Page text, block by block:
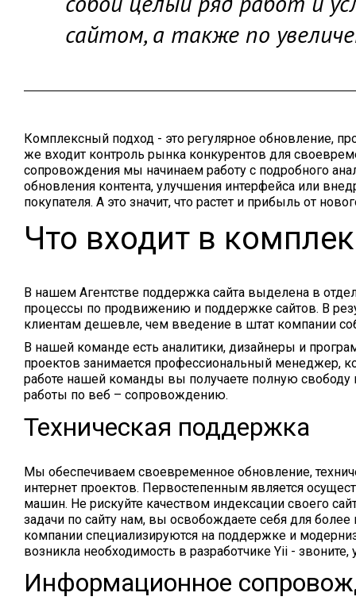
сайтом, а также по
Комплексный подход - это регулярное обновление,
же входит контроль рынка конкурентов для
сопровождения мы начинаем работу с подробного
обновления контента, улучшения интерфейса или
покупателя. А это значит, что растет и прибыль от
Что входит в
В нашем Агентстве поддержка сайта выделена в
процессы по продвижению и поддержке сайтов. В
клиентам дешевле, чем введение в штат компании
В нашей команде есть аналитики, дизайнеры и
проектов занимается профессиональный менеджер,
работе нашей команды вы получаете полную
работы по веб – сопровождению.
Техническая поддержка
Мы обеспечиваем своевременное обновление,
интернет проектов. Первостепенным является
машин. Не рискуйте качеством индексации своего
задачи по сайту нам, вы освобождаете себя для
компании специализируются на поддержке и
возникла необходимость в разработчике Yii -
Информационное